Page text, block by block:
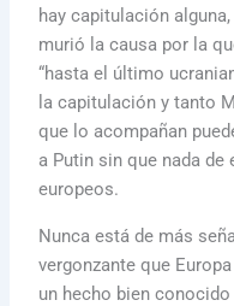
hay capitulación
murió la causa por la
“hasta el último
la capitulación y tanto
que lo acompañan
a Putin sin que nada
europeos.
Nunca está de más
vergonzante que
un hecho bien